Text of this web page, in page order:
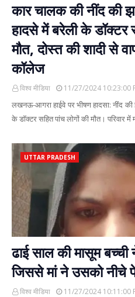
कार चालक की नींद की
हादसे में बरेली के डॉक्टर
मौत, दोस्त की शादी से
कॉलेज
विश्व मीडिया 11/27/2024 10:23:00
लखनऊ-आगरा हाईवे पर भीषण हादसा: नींद
के डॉक्टर सहित पांच लोगों की मौत। परिवार
UTTAR PRADESH
ढाई साल की मासूम बच्ची
जिससे मां ने उसको नीचे
विश्व मीडिया 11/27/2024 10:11:00